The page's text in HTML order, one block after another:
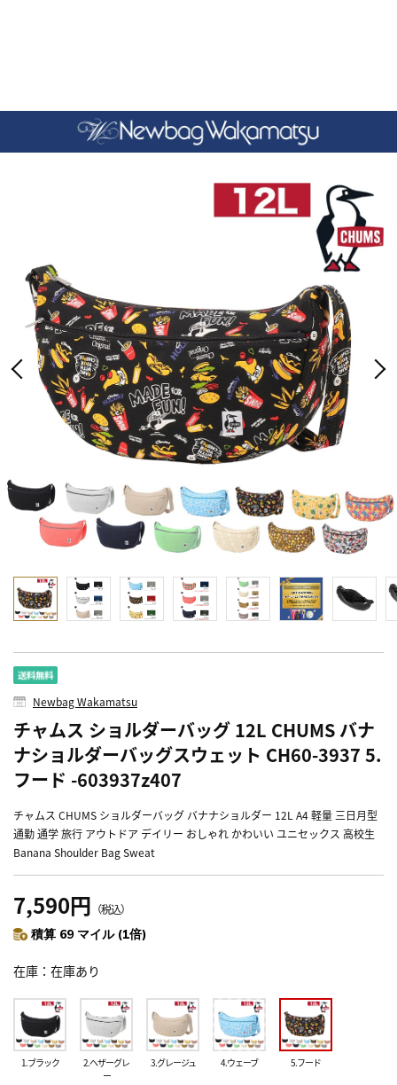
Newbag Wakamatsu
チャムス ショルダーバッグ 12L CHUMS バナ
ナショルダーバッグスウェット CH60-3937 5.
フード -603937z407
チャムス CHUMS ショルダーバッグ バナナショルダー 12L A4 軽量 三日月型
通勤 通学 旅行 アウトドア デイリー おしゃれ かわいい ユニセックス 高校生
Banana Shoulder Bag Sweat
7,590円 （税込）
積算 69 マイル (1倍)
在庫 在庫あり
1.ブラック
2.ヘザーグレ
ー
3.グレージュ 4.ウェーブ 5.フード